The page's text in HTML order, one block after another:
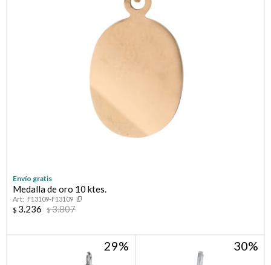
Envío gratis
Medalla de oro 10 ktes.
F13109-F13109
$ 3.236 $3.807
29 30